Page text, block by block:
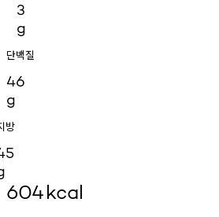
3
g
단백질
46
g
방
604kcal